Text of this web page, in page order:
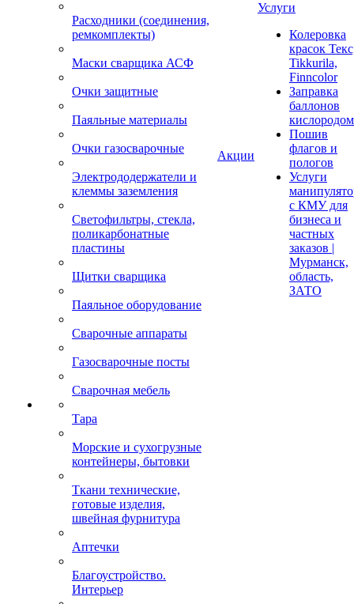
Расходники (соединения,
ремкомплекты)
Маски сварщика АСФ
Очки защитные
Паяльные материалы
Очки газосварочные
Электрододержатели и
клеммы заземления
Светофильтры, стекла,
поликарбонатные
пластины
Щитки сварщика
Паяльное оборудование
Сварочные аппараты
Газосварочные посты
Сварочная мебель
Тара
Морские и сухогрузные
контейнеры, бытовки
Ткани технические,
готовые изделия,
швейная фурнитура
Аптечки
Благоустройство.
Интерьер
Акции
Услуги
Колеровка
красок
Tikkurila,
Finncolor
Заправка
баллонов
кислородом
Пошив
флагов и
пологов
Услуги
с КМУ для
бизнеса и
частных
заказов |
Мурманск,
область,
ЗАТО